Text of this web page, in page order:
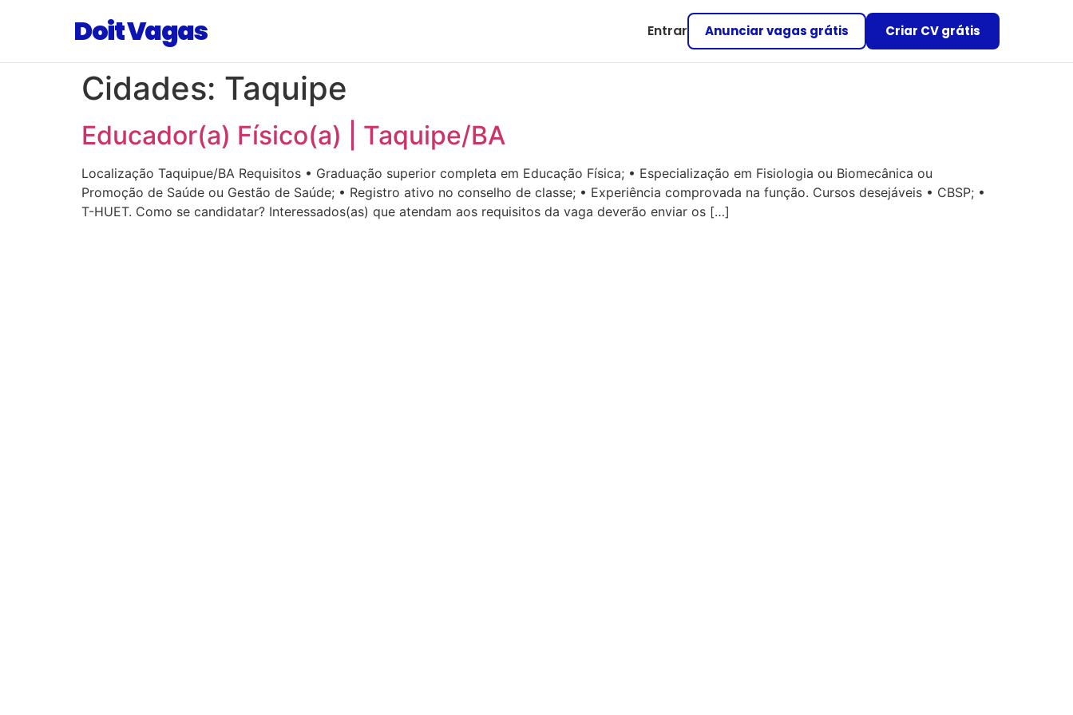
Doit Vagas Entrar Anunciar vagas grátis Criar CV grátis
Cidades: Taquipe
Educador(a) Físico(a) | Taquipe/BA
Localização Taquipue/BA Requisitos • Graduação superior completa em Educação Física; • Especialização em Fisiologia ou Biomecânica ou
Promoção de Saúde ou Gestão de Saúde; • Registro ativo no conselho de classe; • Experiência comprovada na função. Cursos desejáveis • CBSP; •
T-HUET. Como se candidatar? Interessados(as) que atendam aos requisitos da vaga deverão enviar os […]